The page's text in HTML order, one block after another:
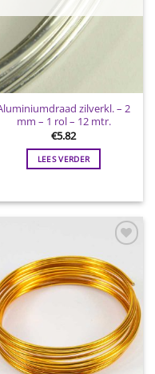
zilverkl. – 2
mm – 1 rol – 12 mtr.
€5.82
LEES VERDER
Toevoegen
aan
wenslijst